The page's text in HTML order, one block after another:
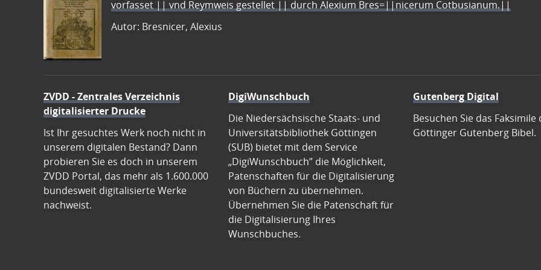
vorfasset || vnd Reymweis gestellet || durch Alexium Bres=||nicerum Cotbusianum.||
Autor: Bresnicer, Alexius
ZVDD - Zentrales Verzeichnis
digitalisierter Drucke
Ist Ihr gesuchtes Werk noch nicht in
unserem digitalen Bestand? Dann
probieren Sie es doch in unserem
ZVDD Portal, das mehr als 1.600.000
bundesweit digitalisierte Werke
nachweist.
DigiWunschbuch
Die Niedersächsische Staats- und
Universitätsbibliothek Göttingen
(SUB) bietet mit dem Service
„DigiWunschbuch” die Möglichkeit,
Patenschaften für die Digitalisierung
von Büchern zu übernehmen.
Übernehmen Sie die Patenschaft für
die Digitalisierung Ihres
Wunschbuches.
Gutenberg Digital
Besuchen Sie das Faksimile
Göttinger Gutenberg Bibel.